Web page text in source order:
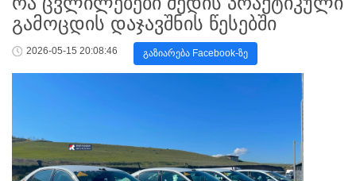
გამოცდის დაჯავშნის წესებში
2026-05-15 20:08:46 გაზიარება Facebook-ზე